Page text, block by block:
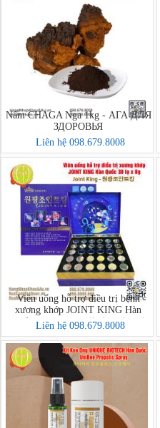
Nấm CHAGA Nga 1kg - АГА ДЛЯ
ЗДОРОВЬЯ
Liên hệ 098.679.8008
Viên uống hỗ trợ điều trị bệnh
xương khớp JOINT KING Hàn
Quốc 30 lọ x 8g - 원광조인트킹
Liên hệ 098.679.8008